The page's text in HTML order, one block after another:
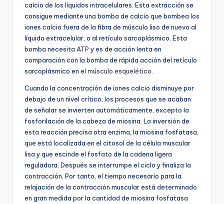
calcio de los líquidos intracelulares. Esta extracción se
consigue mediante una bomba de calcio que bombea los
iones calcio fuera de la fibra de músculo liso de nuevo al
líquido extracelular, o al retículo sarcoplásmico. Esta
bomba necesita ATP y es de acción lenta en
comparación con la bomba de rápida acción del retículo
sarcoplásmico en el músculo esquelético
Cuando la concentración de iones calcio disminuye por
debajo de un nivel crítico, los procesos que se acaban
de señalar se invierten automáticamente, excepto la
fosforilación de la cabeza de miosina. La inversión de
esta reacción precisa otra enzima, la miosina fosfatasa,
que está localizada en el citosol de la célula muscular
lisa y que escinde el fosfato de la cadena ligera
reguladora. Después se interrumpe el ciclo y finaliza la
contracción. Por tanto, el tiempo necesario para la
relajación de la contracción muscular está determinado
en gran medida por la cantidad de miosina fosfatasa